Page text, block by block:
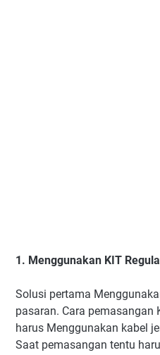
1. Menggunakan KIT
Solusi pertama
pasaran. Cara pemasangan
harus Menggunakan kabel
Saat pemasangan tentu